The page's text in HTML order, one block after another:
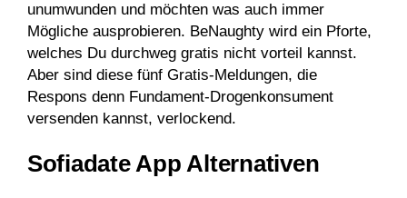
unumwunden und möchten was auch immer
Mögliche ausprobieren. BeNaughty wird ein Pforte,
welches Du durchweg gratis nicht vorteil kannst.
Aber sind diese fünf Gratis-Meldungen, die
Respons denn Fundament-Drogenkonsument
versenden kannst, verlockend.
Sofiadate App Alternativen